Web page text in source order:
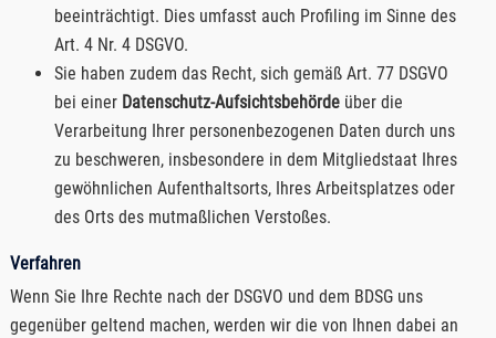
beeinträchtigt. Dies umfasst auch Profiling im Sinne des
Art. 4 Nr. 4 DSGVO.
Sie haben zudem das Recht, sich gemäß Art. 77 DSGVO
bei einer Datenschutz-Aufsichtsbehörde über die
Verarbeitung Ihrer personenbezogenen Daten durch uns
zu beschweren, insbesondere in dem Mitgliedstaat Ihres
gewöhnlichen Aufenthaltsorts, Ihres Arbeitsplatzes oder
des Orts des mutmaßlichen Verstoßes.
Verfahren
Wenn Sie Ihre Rechte nach der DSGVO und dem BDSG uns
gegenüber geltend machen, werden wir die von Ihnen dabei an